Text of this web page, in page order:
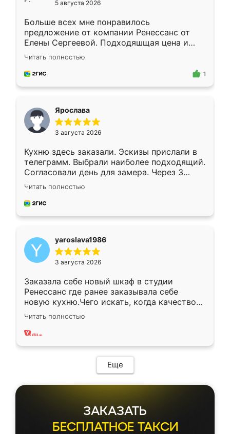
5 августа 2026
Больше всех мне понравилось
предложение от компании Ренессанс от
Елены Сергеевой. Подходяшщая цена и
короткие сроки изготовления. Приехавший
для замера сотрудник Владислав
предложил по моему эскизу самый
Читать полностью
1
Ярослава
3 августа 2026
Кухню здесь заказали. Эскизы прислали в
телеграмм. Выбрали наиболее подходящий.
Согласовали день для замера. Через 3
недели кухня была уже готова. Остались
довольны работой. Спасибо Ренессанс
мебель за качественную работу!
Читать полностью
yaroslava1986
3 августа 2026
Заказала себе новый шкаф в студии
Ренессанс где ранее заказывала себе
новую кухню.Чего искать, когда качеством
вполне довольна. Служит кухня уже почти
два года, нареканий нет.
Читать полностью
Еще
ЗАКАЗАТЬ
БЕСПЛАТНОЕ ТАКСИ